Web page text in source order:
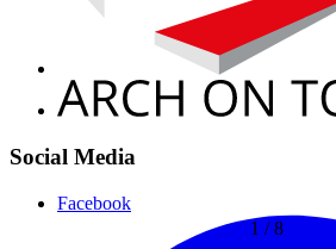
1 /8
Social Media
Facebook